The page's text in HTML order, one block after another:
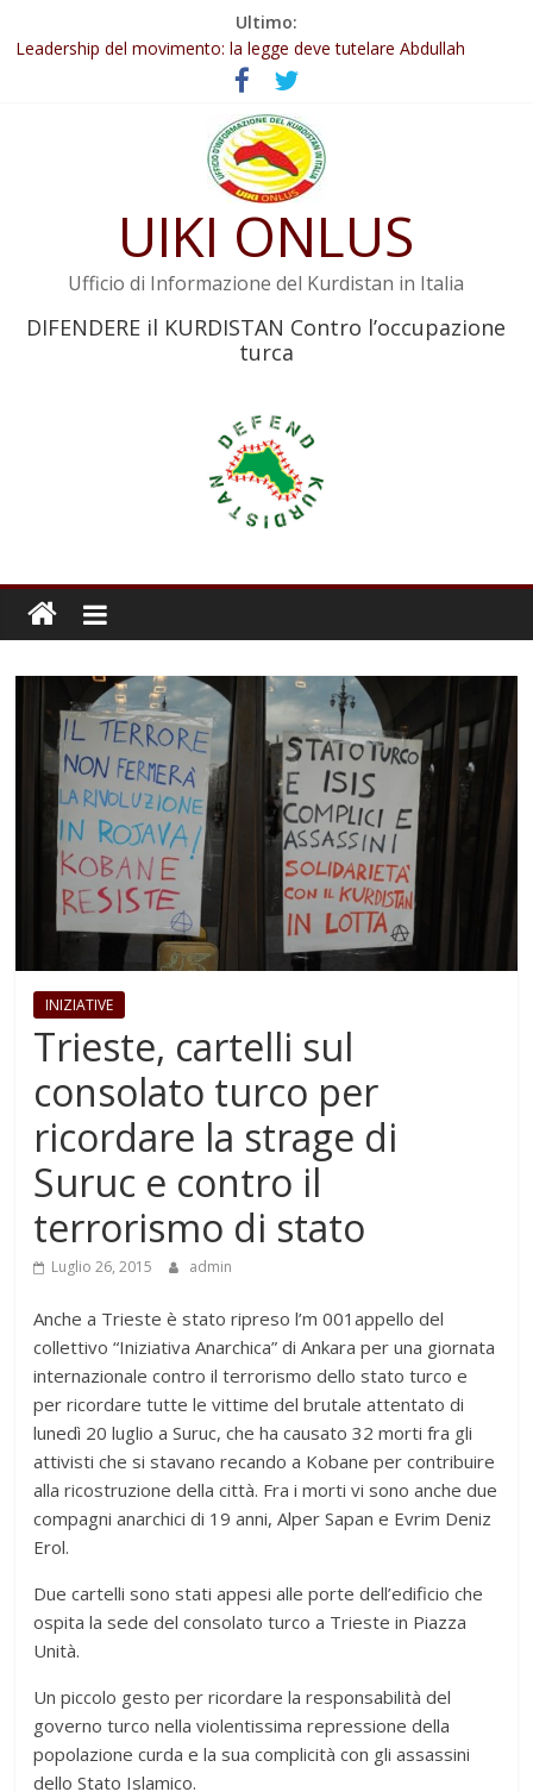
Ultimo:
Leadership del movimento: la legge deve tutelare Abdullah
Commissione donne del KNK: Şengal è di nuovo sotto minaccia
Non tenere conto della situazione di Rêber Apo ostacolerebbe
Il KNK chiede un’azione internazionale contro i crimini di guerra
Abdullah Öcalan: Le legge negativa deve essere trasformata in
UIKI ONLUS
Ufficio di Informazione del Kurdistan in Italia
DIFENDERE il KURDISTAN Contro l’occupazione
turca
INIZIATIVE
Trieste, cartelli sul
consolato turco per
ricordare la strage di
Suruc e contro il
terrorismo di stato
Luglio 26, 2015 admin
Anche a Trieste è stato ripreso l’m 001appello del
collettivo “Iniziativa Anarchica” di Ankara per una giornata
internazionale contro il terrorismo dello stato turco e
per ricordare tutte le vittime del brutale attentato di
lunedì 20 luglio a Suruc, che ha causato 32 morti fra gli
attivisti che si stavano recando a Kobane per contribuire
alla ricostruzione della città. Fra i morti vi sono anche due
compagni anarchici di 19 anni, Alper Sapan e Evrim Deniz
Erol.
Due cartelli sono stati appesi alle porte dell’edificio che
ospita la sede del consolato turco a Trieste in Piazza
Unità.
Un piccolo gesto per ricordare la responsabilità del
governo turco nella violentissima repressione della
popolazione curda e la sua complicità con gli assassini
dello Stato Islamico.